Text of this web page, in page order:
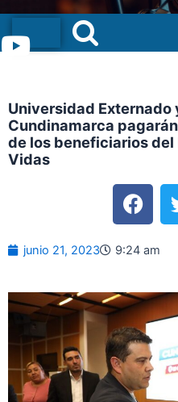
Menu
Universidad Externado
Cundinamarca
de los beneficiarios
Vidas
F
a
c
e
o
k
junio 21, 2023 9:24 am